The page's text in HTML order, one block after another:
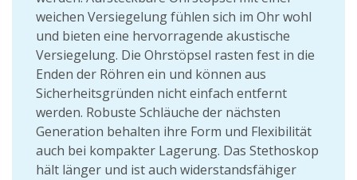
weichen Versiegelung fühlen sich im Ohr wohl
und bieten eine hervorragende akustische
Versiegelung. Die Ohrstöpsel rasten fest in die
Enden der Röhren ein und können aus
Sicherheitsgründen nicht einfach entfernt
werden. Robuste Schläuche der nächsten
Generation behalten ihre Form und Flexibilität
auch bei kompakter Lagerung. Das Stethoskop
hält länger und ist auch widerstandsfähiger